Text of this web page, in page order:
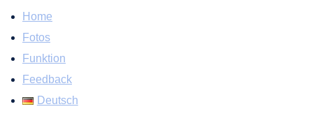
Home
Fotos
Funktion
Feedback
Deutsch